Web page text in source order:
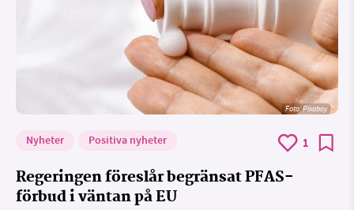
Foto:Pixabay
Nyheter Positiva nyheter 1
Regeringen föreslår begränsat PFAS-
förbud i väntan på EU